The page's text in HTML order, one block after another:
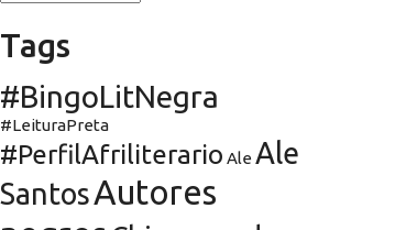
Tags
#BingoLitNegra
#LeituraPreta
#PerfilAfriliterario Ale Ale
SantosAutores